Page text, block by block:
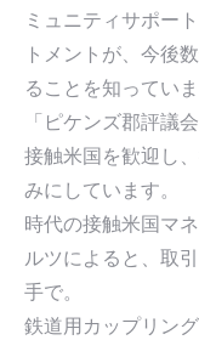
ミュニティサポー
トメントが、今後
ることを知ってい
「ピケンズ郡評議
接触米国を歓迎し
みにしています。
時代の接触米国マ
ルツによると、取
手で。
鉄道用カップリン